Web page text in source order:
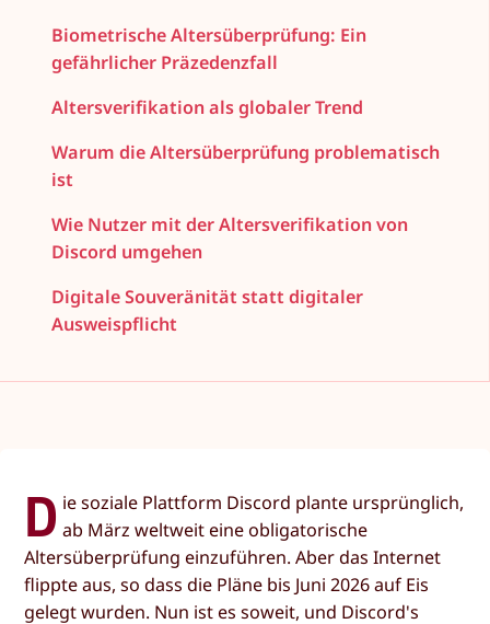
Biometrische Altersüberprüfung: Ein
gefährlicher Präzedenzfall
Altersverifikation als globaler Trend
Warum die Altersüberprüfung problematisch
ist
Wie Nutzer mit der Altersverifikation von
Discord umgehen
Digitale Souveränität statt digitaler
Ausweispflicht
D ie soziale Plattform Discord plante ursprünglich,
ab März weltweit eine obligatorische
Altersüberprüfung einzuführen. Aber das Internet
flippte aus, so dass die Pläne bis Juni 2026 auf Eis
gelegt wurden. Nun ist es soweit, und Discord's